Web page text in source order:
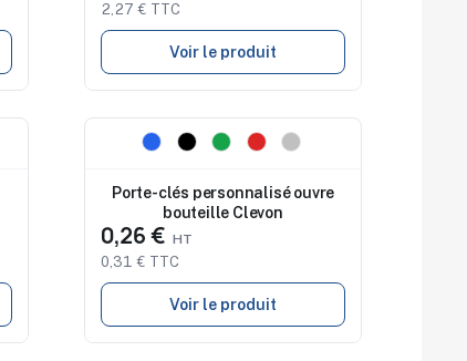
2,27 € TTC
Voir le produit
Nouveau
Porte-clés personnalisé ouvre
bouteille Clevon
0,26 €
0,31 € TTC
Voir le produit